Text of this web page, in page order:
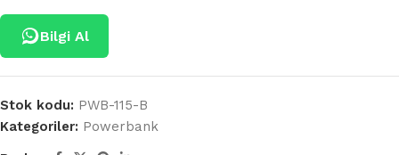
Bilgi Al
Stok kodu: PWB-115-B
Kategoriler: Powerbank